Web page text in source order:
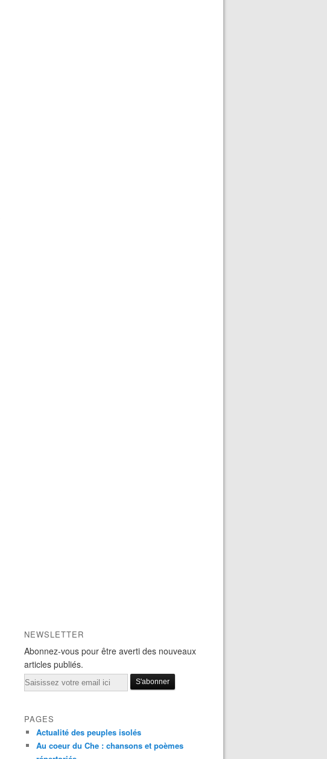
NEWSLETTER
Abonnez-vous pour être averti des nouveaux
articles publiés.
Email
PAGES
Actualité des peuples isolés
Au coeur du Che : chansons et poèmes